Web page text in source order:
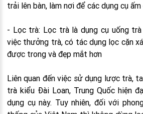
trải lên bàn, làm nơi để các dụng cụ
- Lọc trà: Lọc trà là dụng cụ uống
việc thưởng trà, có tác dụng lọc cặn
được trong và đẹp mắt hơn
Liên quan đến việc sử dụng lược trà,
trà kiểu Đài Loan, Trung Quốc hiện
dụng cụ này. Tuy nhiên, đối với